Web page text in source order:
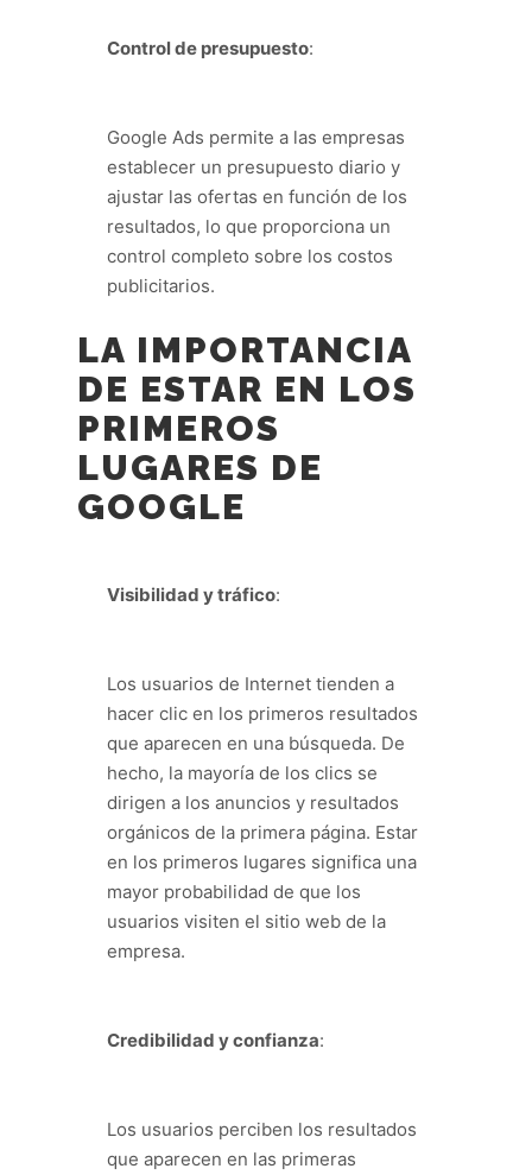
Control de presupuesto:
Google Ads permite a las empresas
establecer un presupuesto diario y
ajustar las ofertas en función de los
resultados, lo que proporciona un
control completo sobre los costos
publicitarios.
LA IMPORTANCIA
DE ESTAR EN LOS
PRIMEROS
LUGARES DE
GOOGLE
Visibilidad y tráfico:
Los usuarios de Internet tienden a
hacer clic en los primeros resultados
que aparecen en una búsqueda. De
hecho, la mayoría de los clics se
dirigen a los anuncios y resultados
orgánicos de la primera página. Estar
en los primeros lugares significa una
mayor probabilidad de que los
usuarios visiten el sitio web de la
empresa.
Credibilidad y confianza:
Los usuarios perciben los resultados
que aparecen en las primeras